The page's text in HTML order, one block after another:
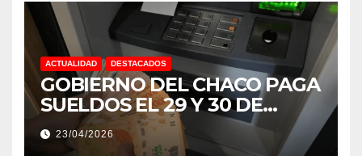
ACTUALIDAD DESTACADOS
GOBIERNO DEL CHACO PAGA
SUELDOS EL 29 Y 30 DE
ABRIL, CON EL 2% DE
AUMENTO
23/04/2026